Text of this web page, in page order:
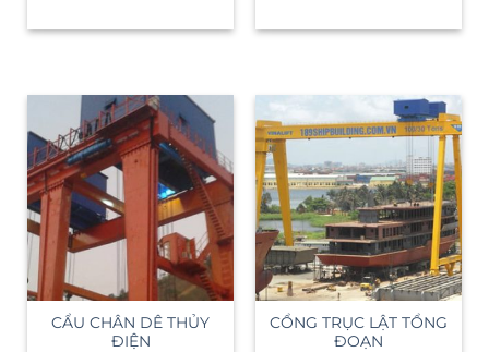
CẨU CHÂN DÊ THỦY
ĐIỆN
CỔNG TRỤC LẬT TỔNG
ĐOẠN